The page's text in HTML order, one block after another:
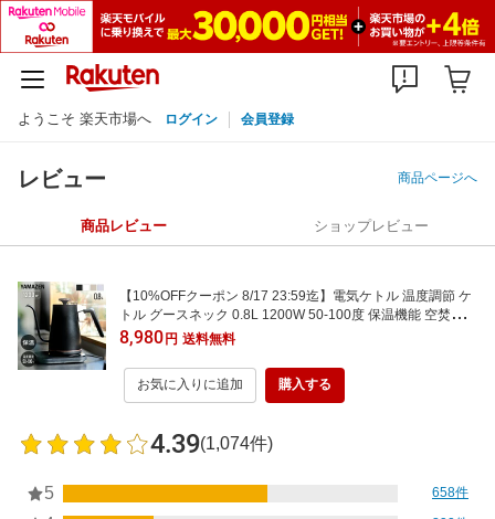
ようこそ 楽天市場へ ログイン 会員登録
レビュー 商品ページへ
商品レビュー ショップレビュー
【10%OFFクーポン 8/17 23:59迄】電気ケトル 温度調節 ケ
トル グースネック 0.8L 1200W 50-100度 保温機能 空焚き防
止 1℃単位 細口 EGL-C1281 ドリップケトル コーヒーケト
ル ステンレス おしゃれ 新生活 山善 YAMAZEN 【送料無
料】
8,980円 送料無料
お気に入りに追加 購入する
4.39(1,074件)
5 658件